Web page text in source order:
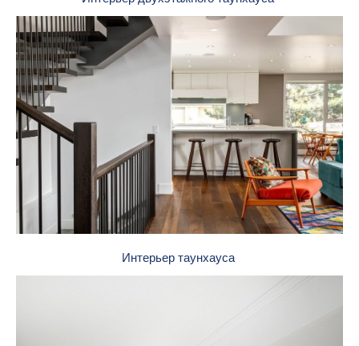
Интерьер таунхауса